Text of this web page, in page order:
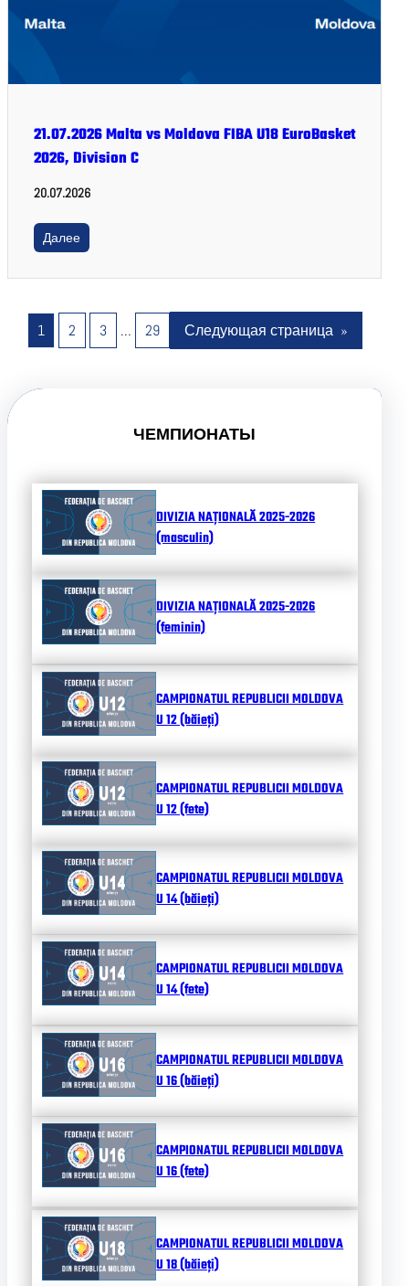
21.07.2026 Malta vs Moldova FIBA U18 EuroBasket
2026, Division C
20.07.2026
Далее
1 2 3 … 29 Следующая страница »
ЧЕМПИОНАТЫ
DIVIZIA NAȚIONALĂ 2025-2026
(masculin)
DIVIZIA NAȚIONALĂ 2025-2026
(feminin)
CAMPIONATUL REPUBLICII MOLDOVA
U 12 (băieți)
CAMPIONATUL REPUBLICII MOLDOVA
U 12 (fete)
CAMPIONATUL REPUBLICII MOLDOVA
U 14 (băieți)
CAMPIONATUL REPUBLICII MOLDOVA
U 14 (fete)
CAMPIONATUL REPUBLICII MOLDOVA
U 16 (băieți)
CAMPIONATUL REPUBLICII MOLDOVA
U 16 (fete)
CAMPIONATUL REPUBLICII MOLDOVA
U 18 (băieți)